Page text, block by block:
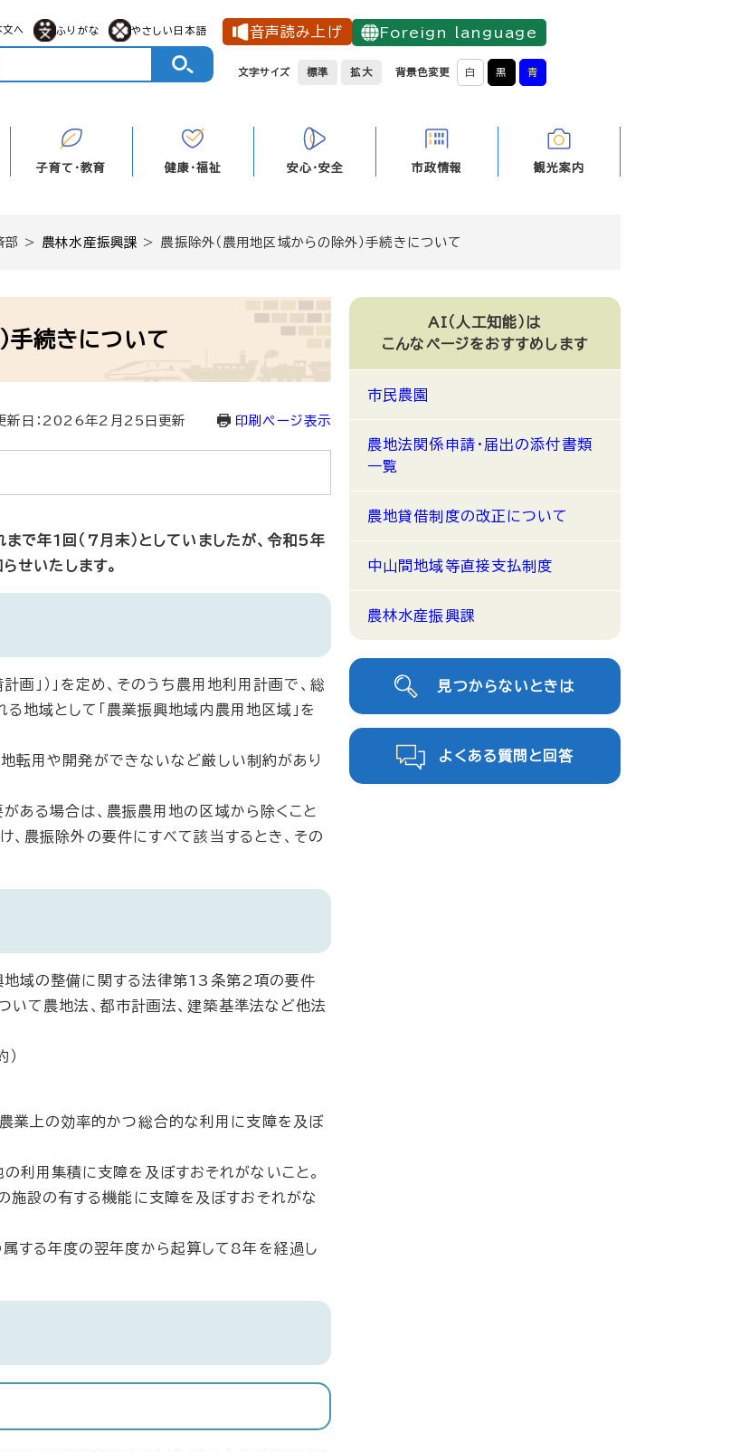
文へ ふりがな やさしい日本語 音声読み上げ Foreign language
文字サイズ 標準 拡大 背景色変更 白 黒 青
子育て・教育 健康・福祉 安心・安全 市政情報 観光案内
部 > 農林水産振興課 > 農振除外（農用地区域からの除外）手続きについて
手続きについて
新日：2026年2月25日更新 印刷ページ表示
で年1回（7月末）としていましたが、令和5年
せいたします。
」）」を定め、そのうち農用地利用計画で、総
地域として「農業振興地域内農用地区域」を
転用や開発ができないなど厳しい制約があり
ある場合は、農振農用地の区域から除くこと
、農振除外の要件にすべて該当するとき、その
域の整備に関する法律第13条第2項の要件
いて農地法、都市計画法、建築基準法など他法
業上の効率的かつ総合的な利用に支障を及ぼ
利用集積に支障を及ぼすおそれがないこと。
設の有する機能に支障を及ぼすおそれがな
する年度の翌年度から起算して8年を経過し
AI（人工知能）は
こんなページをおすすめします
市民農園
農地法関係申請・届出の添付書類
一覧
農地貸借制度の改正について
中山間地域等直接支払制度
農林水産振興課
見つからないときは
よくある質問と回答